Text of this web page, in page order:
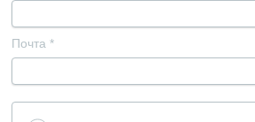
Почта *